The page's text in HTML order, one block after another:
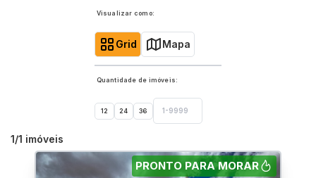
Visualizar como:
Grid Mapa
Quantidade de imóveis:
12 24 36
1/1 imóveis
PRONTO PARA MORAR